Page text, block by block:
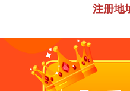
注册地